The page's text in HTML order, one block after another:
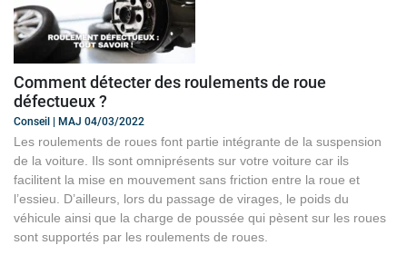
Comment détecter des roulements de roue
défectueux ?
Conseil | MAJ 04/03/2022
Les roulements de roues font partie intégrante de la suspension
de la voiture. Ils sont omniprésents sur votre voiture car ils
facilitent la mise en mouvement sans friction entre la roue et
l’essieu. D’ailleurs, lors du passage de virages, le poids du
véhicule ainsi que la charge de poussée qui pèsent sur les roues
sont supportés par les roulements de roues.